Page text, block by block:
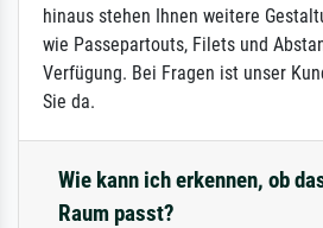
hinaus stehen Ihnen weitere
wie Passepartouts, Filets und
Verfügung. Bei Fragen ist unser
Sie da.
Wie kann ich erkennen, ob
Raum passt?